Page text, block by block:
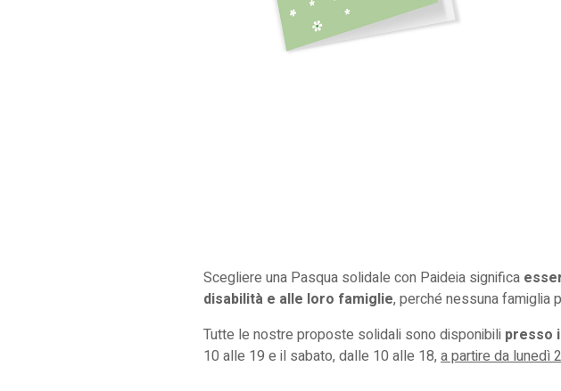
Scegliere una Pasqua solidale con Paideia significa
disabilità e alle loro famiglie, perché nessuna famiglia
Tutte le nostre proposte solidali sono disponibili presso
10 alle 19 e il sabato, dalle 10 alle 18, a partire da lunedì